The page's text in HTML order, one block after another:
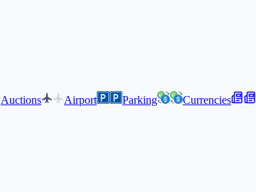
Auctions Airport Parking Currencies